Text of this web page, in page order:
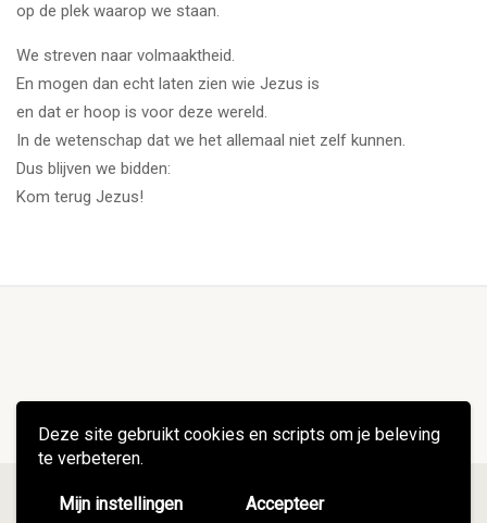
Deze site gebruikt cookies en scripts om je beleving
te verbeteren.
Mijn instellingen Accepteer
op de plek waarop we staan.
We streven naar volmaaktheid.
En mogen dan echt laten zien wie Jezus is
en dat er hoop is voor deze wereld.
In de wetenschap dat we het allemaal niet zelf kunnen.
Dus blijven we bidden:
Kom terug Jezus!
© 2021 Petrakerk Heemstede | Disclaimer